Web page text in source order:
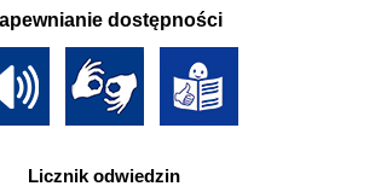
dostępności
Licznik odwiedzin